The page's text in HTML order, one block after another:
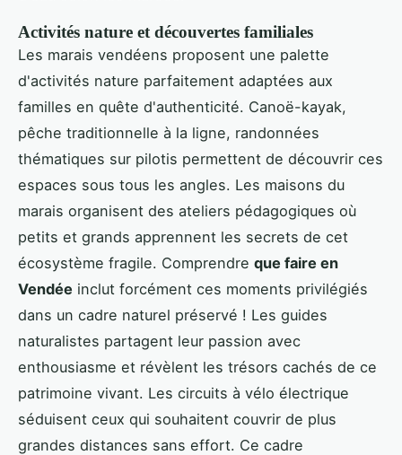
Activités nature et découvertes familiales
Les marais vendéens proposent une palette
d'activités nature parfaitement adaptées aux
familles en quête d'authenticité. Canoë-kayak,
pêche traditionnelle à la ligne, randonnées
thématiques sur pilotis permettent de découvrir ces
espaces sous tous les angles. Les maisons du
marais organisent des ateliers pédagogiques où
petits et grands apprennent les secrets de cet
écosystème fragile. Comprendre que faire en
Vendée inclut forcément ces moments privilégiés
dans un cadre naturel préservé ! Les guides
naturalistes partagent leur passion avec
enthousiasme et révèlent les trésors cachés de ce
patrimoine vivant. Les circuits à vélo électrique
séduisent ceux qui souhaitent couvrir de plus
grandes distances sans effort. Ce cadre